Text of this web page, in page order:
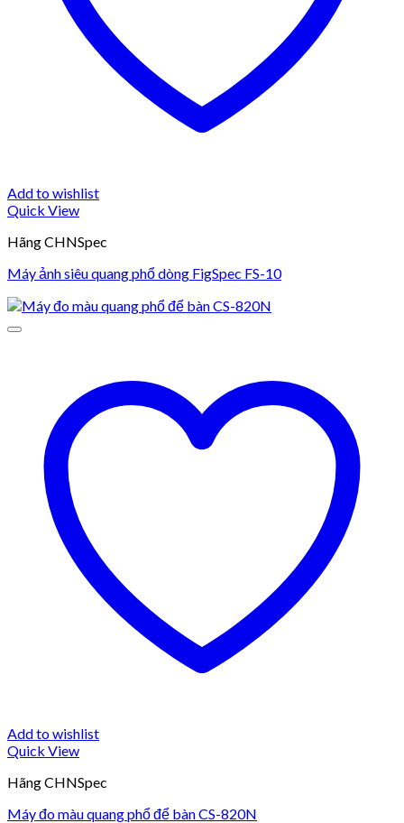
Add to wishlist
Quick View
Hãng CHNSpec
Máy ảnh siêu quang phổ dòng FigSpec FS-10
Add to wishlist
Quick View
Hãng CHNSpec
Máy đo màu quang phổ để bàn CS-820N